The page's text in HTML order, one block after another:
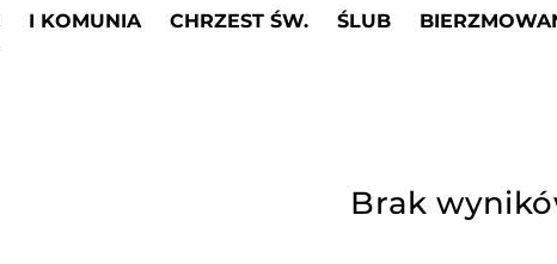
I KOMUNIA CHRZEST ŚW. ŚLUB
Brak